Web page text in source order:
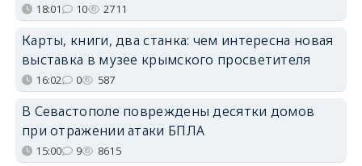
18:01 10 2711
Карты, книги, два станка: чем интересна новая
выставка в музее крымского просветителя
16:02 0 587
В Севастополе повреждены десятки домов
при отражении атаки БПЛА
15:00 9 8615